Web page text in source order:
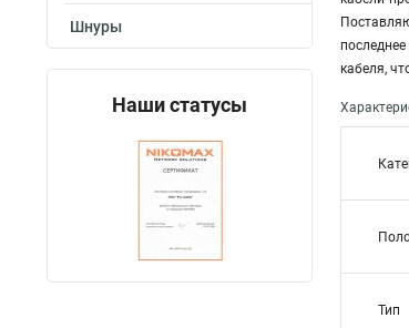
Шнуры
Наши статусы
кабеля,
Тип